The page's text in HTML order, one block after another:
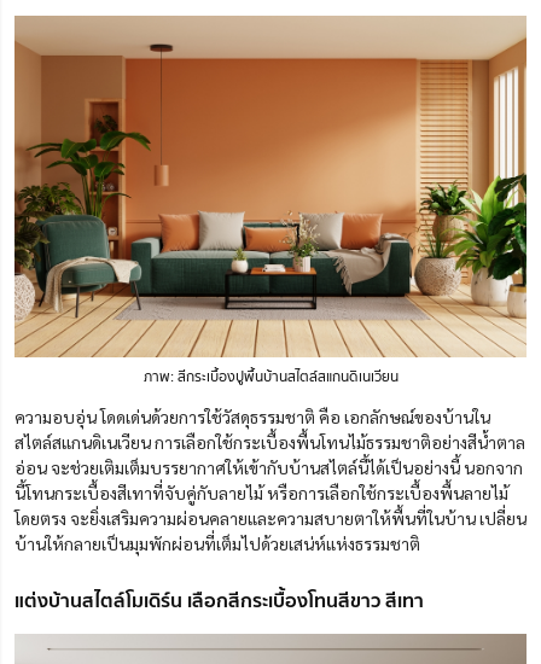
ภาพ: สีกระเบื้องปูพื้นบ้านสไตล์สแกนดิเนเวียน
ความอบอุ่น โดดเด่นด้วยการใช้วัสดุธรรมชาติ คือ เอกลักษณ์ของบ้านใน
สไตล์สแกนดิเนเวียน การเลือกใช้กระเบื้องพื้นโทนไม้ธรรมชาติอย่างสีน้ำตาล
อ่อน จะช่วยเติมเต็มบรรยากาศให้เข้ากับบ้านสไตล์นี้ได้เป็นอย่างนี้ นอกจาก
นี้โทนกระเบื้องสีเทาที่จับคู่กับลายไม้ หรือการเลือกใช้กระเบื้องพื้นลายไม้
โดยตรง จะยิ่งเสริมความผ่อนคลายและความสบายตาให้พื้นที่ในบ้าน เปลี่ยน
บ้านให้กลายเป็นมุมพักผ่อนที่เต็มไปด้วยเสน่ห์แห่งธรรมชาติ
แต่งบ้านสไตล์โมเดิร์น เลือกสีกระเบื้องโทนสีขาว สีเทา